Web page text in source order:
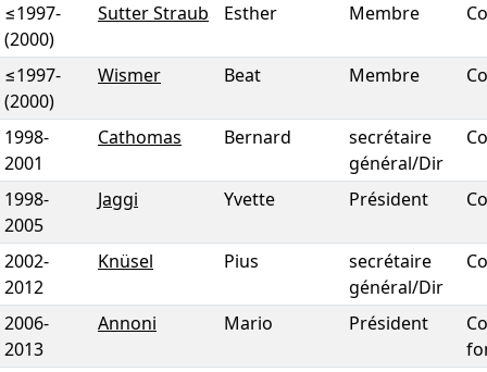
≤1997-
(2000)
Sutter Straub Esther Membre
≤1997-
(2000)
Wismer Beat Membre
1998-
2001
Cathomas Bernard
secrétaire
général/Dir
1998-
2005
Jaggi Yvette Président
2002-
2012
Knüsel Pius
secrétaire
général/Dir
2006-
2013
Annoni Mario Président